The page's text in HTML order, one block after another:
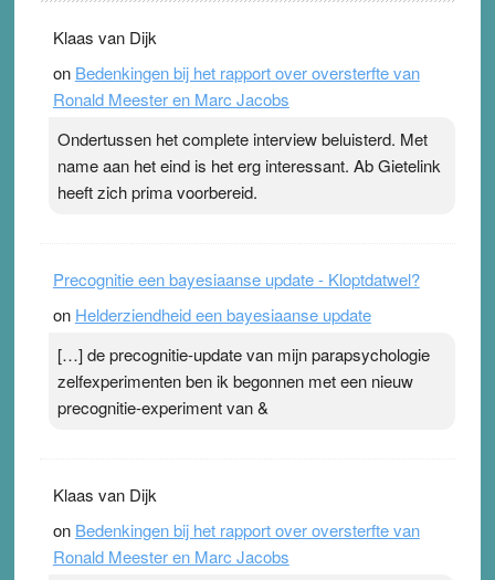
topsporters. Ze hopen ermee hun hartslag te verlagen
terwijl ze meer zuurstof opnemen. Daarop heeft zo’n
pleister geen effect. Maar het gevoel ‘makkelijker te
Pleisterplakkers in de topspsort ›[...]
Klaas van Dijk
on Bedenkingen bij het rapport over oversterfte van
Ronald Meester en Marc Jacobs
Ondertussen het complete interview beluisterd. Met
name aan het eind is het erg interessant. Ab Gietelink
heeft zich prima voorbereid.
Precognitie een bayesiaanse update - Kloptdatwel?
on Helderziendheid een bayesiaanse update
[…] de precognitie-update van mijn parapsychologie
zelfexperimenten ben ik begonnen met een nieuw
precognitie-experiment van &
Klaas van Dijk
on Bedenkingen bij het rapport over oversterfte van
Ronald Meester en Marc Jacobs